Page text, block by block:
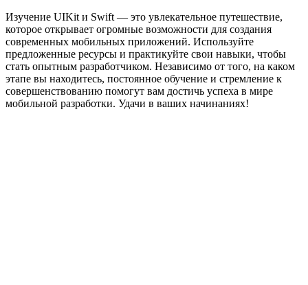
Изучение UIKit и Swift — это увлекательное путешествие,
которое открывает огромные возможности для создания
современных мобильных приложений. Используйте
предложенные ресурсы и практикуйте свои навыки, чтобы
стать опытным разработчиком. Независимо от того, на каком
этапе вы находитесь, постоянное обучение и стремление к
совершенствованию помогут вам достичь успеха в мире
мобильной разработки. Удачи в ваших начинаниях!